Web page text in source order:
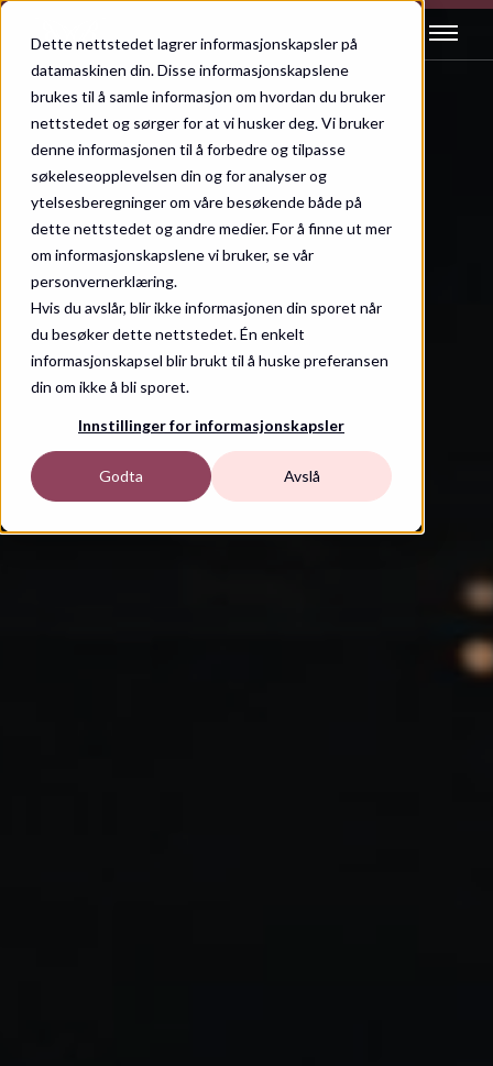
Dette nettstedet lagrer informasjonskapsler på
datamaskinen din. Disse informasjonskapslene
brukes til å samle informasjon om hvordan du bruker
nettstedet og sørger for at vi husker deg. Vi bruker
denne informasjonen til å forbedre og tilpasse
søkeleseopplevelsen din og for analyser og
ytelsesberegninger om våre besøkende både på
dette nettstedet og andre medier. For å finne ut mer
om informasjonskapslene vi bruker, se vår
personvernerklæring.
Hvis du avslår, blir ikke informasjonen din sporet når
du besøker dette nettstedet. Én enkelt
informasjonskapsel blir brukt til å huske preferansen
din om ikke å bli sporet.
Innstillinger for informasjonskapsler
Godta Avslå